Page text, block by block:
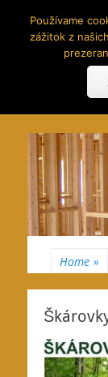
Search
Home »
Používame
zážitok z